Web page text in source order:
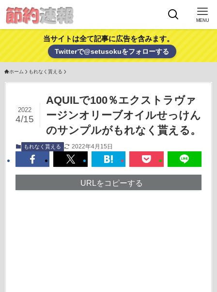
MENU
当サイトは全て記事に広告を含みます。
Twitterで@setusokuをフォローする
ホーム もれなく貰える
AQUILで100％エクストラヴァ
ージンオリーブオイルせっけん
のサンプルがもれなく貰える。
2022
4/15
もれなく貰える 2022年4月15日
URLをコピーする